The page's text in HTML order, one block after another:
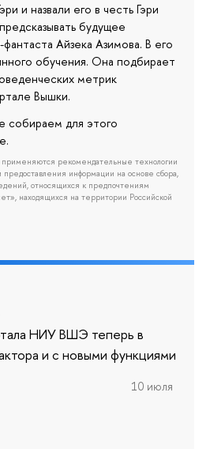
и назвали его в честь Гэри
будущее
Айзека Азимова. В его
обучения. Она подбирает
метрик
Вышки.
собираем для этого
рекомендательные технологии
информации на основе сбора,
относящихся к предпочтениям
находящихся на территории Российской
НИУ ВШЭ теперь в
и с новыми функциями
10 июля